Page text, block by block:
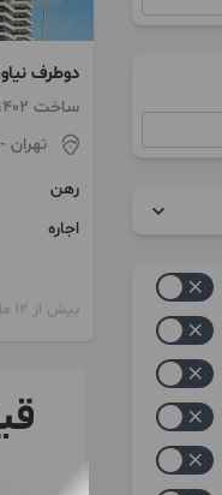
دوطرف نیاوران ۸۰۰متر با
ساخت 1402
تهران
رهن
اجاره
بیش از 12 ماه پیش